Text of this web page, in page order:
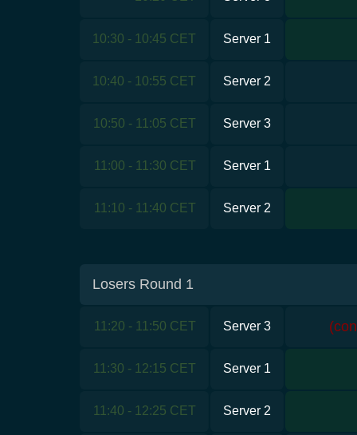
10:30 - 10:45 CET Server 1
10:40 - 10:55 CET Server 2
10:50 - 11:05 CET Server 3
11:00 - 11:30 CET Server 1
11:10 - 11:40 CET Server 2
Losers Round 1
11:20 - 11:50 CET Server 3
11:30 - 12:15 CET Server 1
11:40 - 12:25 CET Server 2